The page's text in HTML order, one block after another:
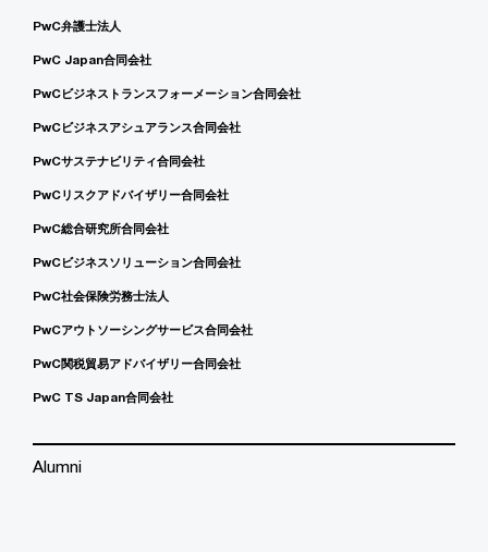
PwC弁護士法人
PwC Japan合同会社
PwCビジネストランスフォーメーション合同会社
PwCビジネスアシュアランス合同会社
PwCサステナビリティ合同会社
PwCリスクアドバイザリー合同会社
PwC総合研究所合同会社
PwCビジネスソリューション合同会社
PwC社会保険労務士法人
PwCアウトソーシングサービス合同会社
PwC関税貿易アドバイザリー合同会社
PwC TS Japan合同会社
Alumni